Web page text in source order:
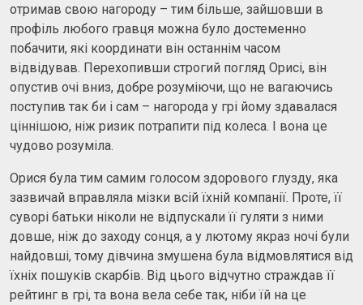
отримав свою нагороду – тим більше, зайшовши в
профіль любого гравця можна було достеменно
побачити, які координати він останнім часом
відвідував. Перехопивши строгий погляд Орисі, він
опустив очі вниз, добре розуміючи, що не вагаючись
поступив так би і сам – нагорода у грі йому здавалася
ціннішою, ніж ризик потрапити під колеса. І вона це
чудово розуміла.
Орися була тим самим голосом здорового глузду, яка
зазвичай вправляла мізки всій їхній компанії. Проте, її
суворі батьки ніколи не відпускали її гуляти з ними
довше, ніж до заходу сонця, а у лютому якраз ночі були
найдовші, тому дівчина змушена була відмовлятися від
їхніх пошуків скарбів. Від цього відчутно страждав її
рейтинг в грі, та вона вела себе так, ніби їй на це